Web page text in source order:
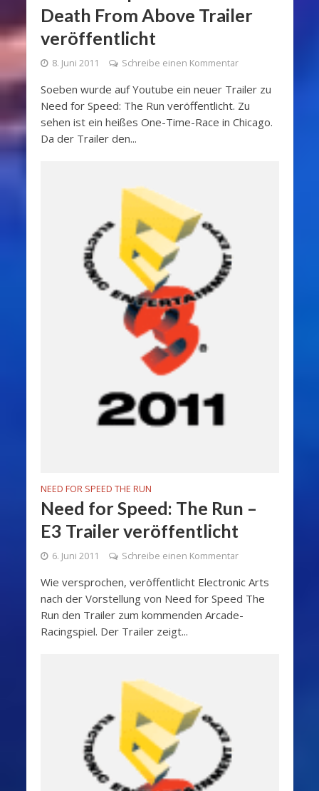
Death From Above Trailer
veröffentlicht
8. Juni 2011 Schreibe einen Kommentar
Soeben wurde auf Youtube ein neuer Trailer zu
Need for Speed: The Run veröffentlicht. Zu
sehen ist ein heißes One-Time-Race in Chicago.
Da der Trailer den...
NEED FOR SPEED THE RUN
Need for Speed: The Run –
E3 Trailer veröffentlicht
6. Juni 2011 Schreibe einen Kommentar
Wie versprochen, veröffentlicht Electronic Arts
nach der Vorstellung von Need for Speed The
Run den Trailer zum kommenden Arcade-
Racingspiel. Der Trailer zeigt...